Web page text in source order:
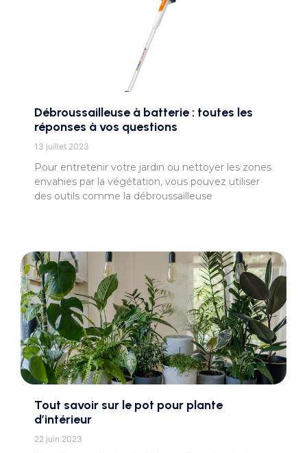
Débroussailleuse à batterie : toutes les
réponses à vos questions
13 juillet 2023
Pour entretenir votre jardin ou nettoyer les zones
envahies par la végétation, vous pouvez utiliser
des outils comme la débroussailleuse
Tout savoir sur le pot pour plante
d’intérieur
22 juin 2023